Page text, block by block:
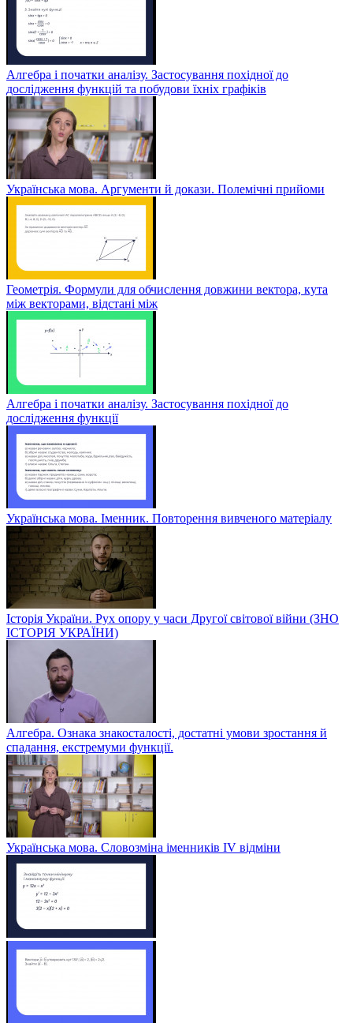
Алгебра і початки аналізу. Застосування похідної до
дослідження функцій та побудови їхніх графіків
Українська мова. Аргументи й докази. Полемічні прийоми
Геометрія. Формули для обчислення довжини вектора, кута
між векторами, відстані між
Алгебра і початки аналізу. Застосування похідної до
дослідження функції
Українська мова. Іменник. Повторення вивченого матеріалу
Історія України. Рух опору у часи Другої світової війни (ЗНО
ІСТОРІЯ УКРАЇНИ)
Алгебра. Ознака знакосталості, достатні умови зростання й
спадання, екстремуми функції.
Українська мова. Словозміна іменників ІV відміни